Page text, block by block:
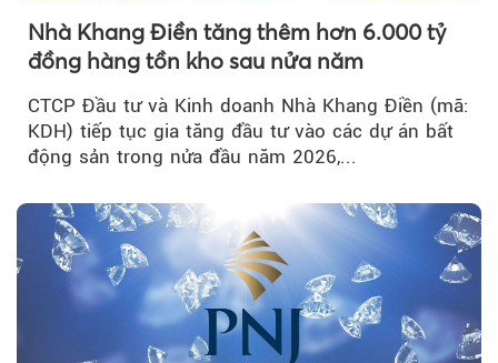
Nhà Khang Điền tăng thêm hơn 6.000 tỷ
đồng hàng tồn kho sau nửa năm
CTCP Đầu tư và Kinh doanh Nhà Khang Điền (mã:
KDH) tiếp tục gia tăng đầu tư vào các dự án bất
động sản trong nửa đầu năm 2026,...